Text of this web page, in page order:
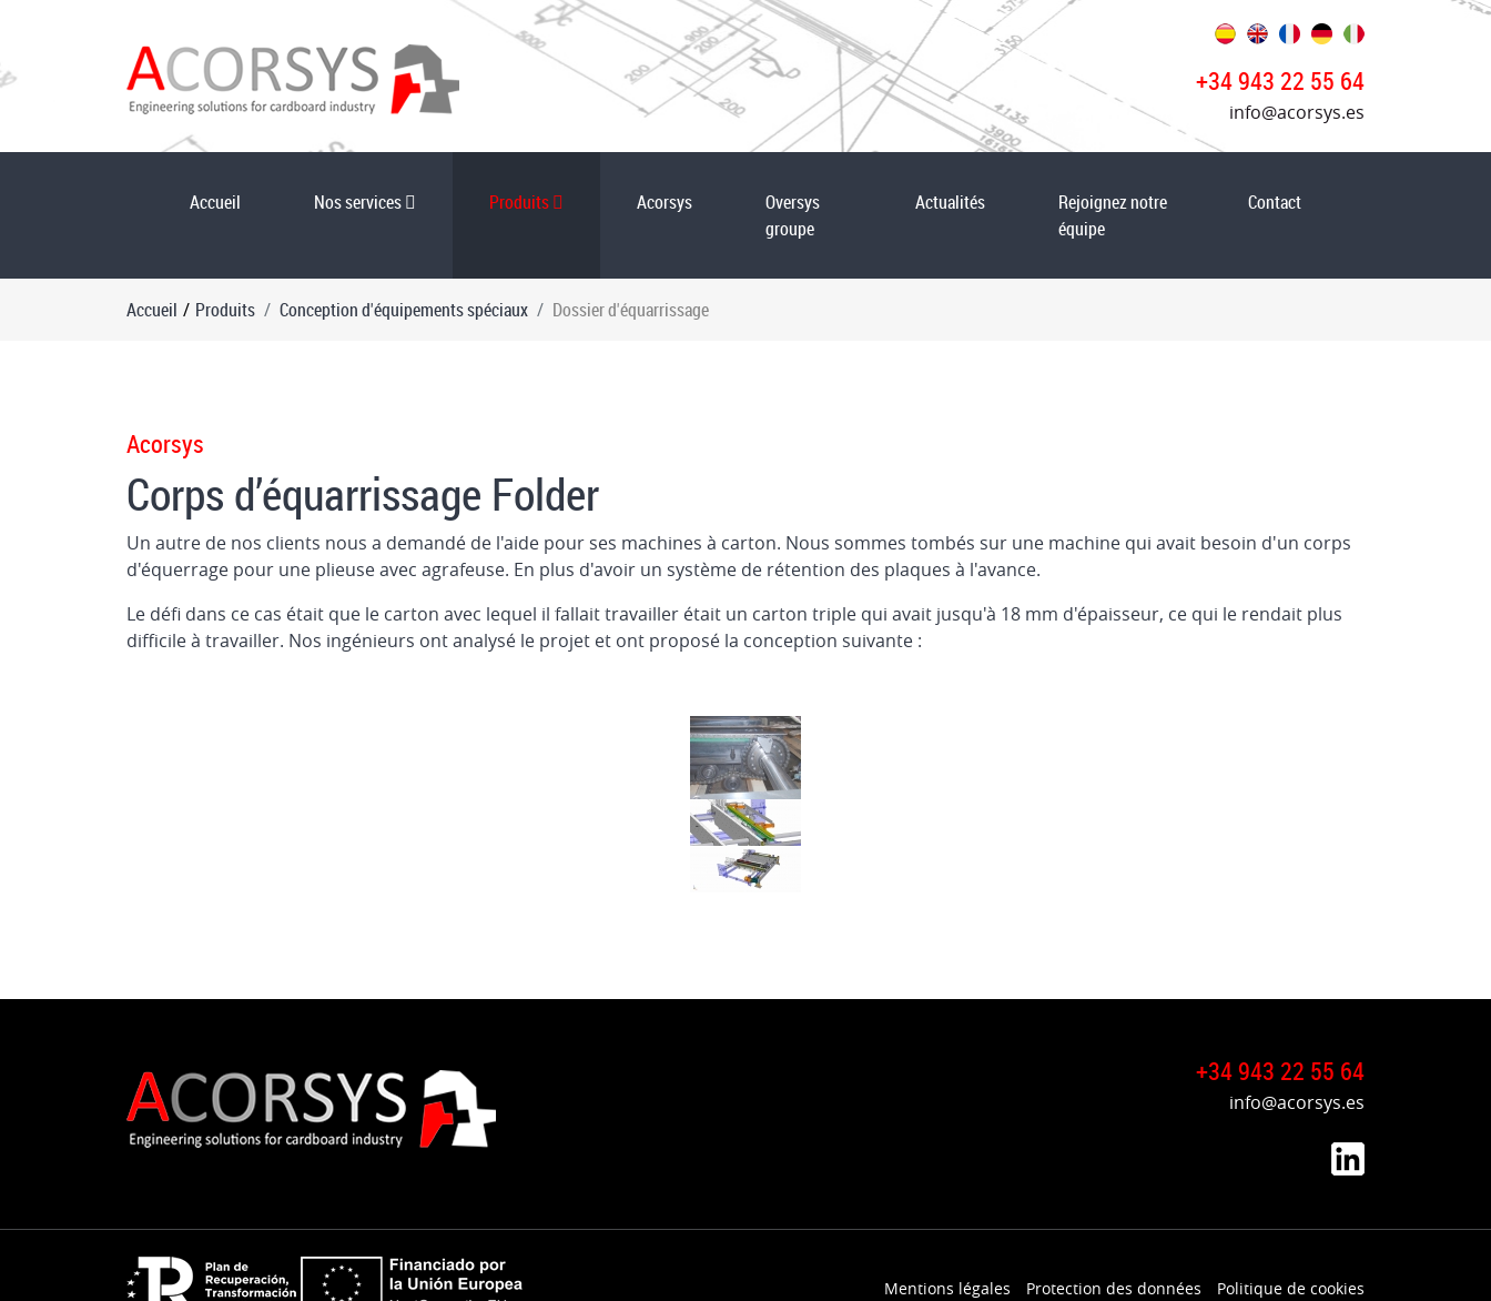
+34 943 22 55 64
info@acorsys.es
Accueil Nos services Produits Acorsys
Oversys
groupe
Actualités
Rejoignez notre
équipe
Contact
Accueil / Produits Conception d'équipements spéciaux Dossier d'équarrissage
Acorsys
Corps d’équarrissage Folder
Un autre de nos clients nous a demandé de l'aide pour ses machines à carton. Nous sommes tombés sur une machine qui avait besoin d'un corps
d'équerrage pour une plieuse avec agrafeuse. En plus d'avoir un système de rétention des plaques à l'avance.
Le défi dans ce cas était que le carton avec lequel il fallait travailler était un carton triple qui avait jusqu'à 18 mm d'épaisseur, ce qui le rendait plus
difficile à travailler. Nos ingénieurs ont analysé le projet et ont proposé la conception suivante :
+34 943 22 55 64
info@acorsys.es
Mentions légales Protection des données
Politique de cookies